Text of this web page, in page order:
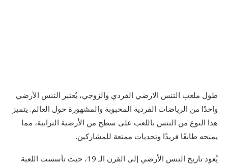
طول ملعب التنس الارضي الفردي والزوجي، يُعتبر التنس الأرضي
واحدًا من الرياضات الفردية المحبوبة والمشهورة حول العالم. يتميز
هذا النوع من التنس باللعب على سطح من الأرضية الترابية، مما
يمنحه طابعًا فريدًا وتحديات ممتعة للمشاركين.
يُعود تاريخ التنس الأرضي إلى القرن الـ 19، حيث تأسست اللعبة